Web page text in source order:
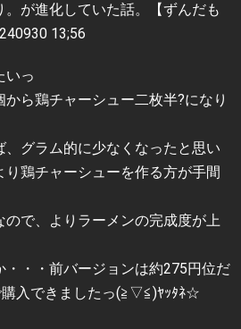
が進化していた話。【ずんだも
13;56
いっ
から鶏チャーシュー二枚半?になり
、グラム的に少なくなったと思い
り鶏チャーシューを作る方が手間
ので、よりラーメンの完成度が上
・・・前バージョンは約275円位だ
購入できましたっ(≧▽≦)ﾔｯﾀﾈ☆